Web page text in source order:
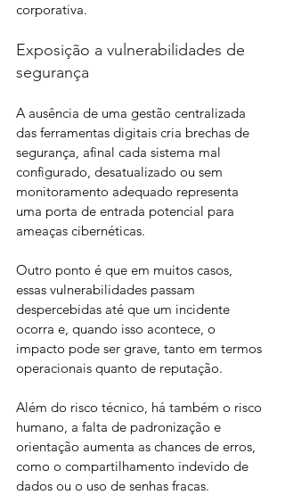
corporativa.
Exposição a vulnerabilidades de
segurança
A ausência de uma gestão centralizada
das ferramentas digitais cria brechas de
segurança, afinal cada sistema mal
configurado, desatualizado ou sem
monitoramento adequado representa
uma porta de entrada potencial para
ameaças cibernéticas.
Outro ponto é que em muitos casos,
essas vulnerabilidades passam
despercebidas até que um incidente
ocorra e, quando isso acontece, o
impacto pode ser grave, tanto em termos
operacionais quanto de reputação.
Além do risco técnico, há também o risco
humano, a falta de padronização e
orientação aumenta as chances de erros,
como o compartilhamento indevido de
dados ou o uso de senhas fracas.